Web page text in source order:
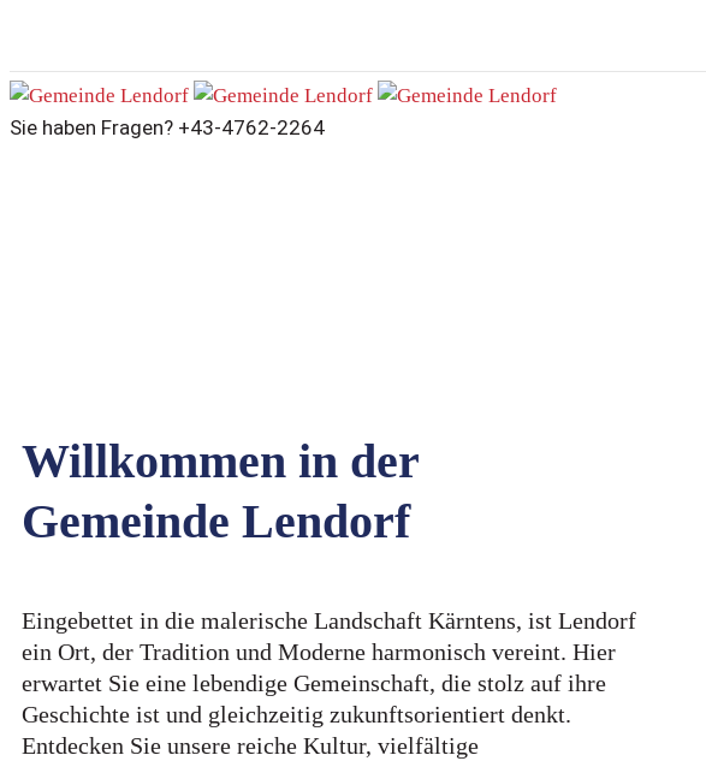
Sie haben Fragen? +43-4762-2264
Willkommen in der
Gemeinde Lendorf
Eingebettet in die malerische Landschaft Kärntens, ist Lendorf
ein Ort, der Tradition und Moderne harmonisch vereint. Hier
erwartet Sie eine lebendige Gemeinschaft, die stolz auf ihre
Geschichte ist und gleichzeitig zukunftsorientiert denkt.
Entdecken Sie unsere reiche Kultur, vielfältige